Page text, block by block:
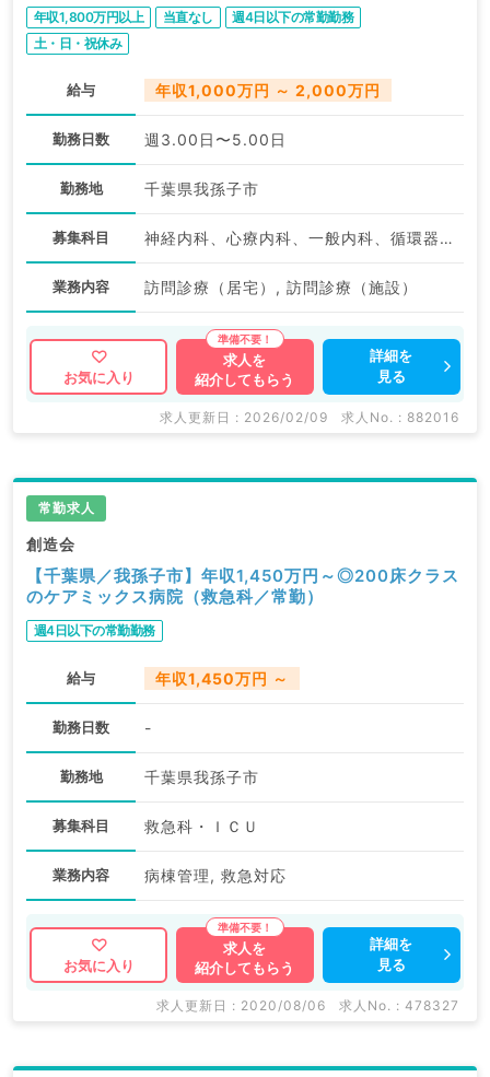
年収1,800万円以上 当直なし
週4日以下の常勤勤務
土・日・祝休み
給与 年収1,000万円 ～ 2,000万円
勤務日数 週3.00日〜5.00日
勤務地 千葉県我孫子市
募集科目 神経内科、心療内科、一般内科、循環器内科、呼吸器内科、消化器内科、内分泌・代謝内科、腎臓内科、老年内科、膠原病科
業務内容 訪問診療（居宅）, 訪問診療（施設）
お気に入り
求人を
紹介してもらう
詳細を
見る
求人更新日 : 2026/02/09 求人No. : 882016
常勤求人
創造会
【千葉県／我孫子市】年収1,450万円～◎200床クラス
のケアミックス病院（救急科／常勤）
週4日以下の常勤勤務
給与 年収1,450万円 ～
勤務日数 -
勤務地 千葉県我孫子市
募集科目 救急科・ＩＣＵ
業務内容 病棟管理, 救急対応
お気に入り
求人を
紹介してもらう
詳細を
見る
求人更新日 : 2020/08/06 求人No. : 478327